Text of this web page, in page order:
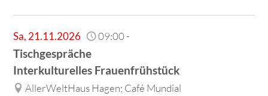
Sa, 21.11.2026 09:00-
Tischgespräche
Interkulturelles Frauenfrühstück
AllerWeltHaus Hagen; Café Mundial